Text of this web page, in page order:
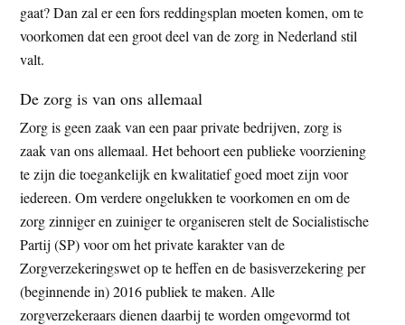
gaat? Dan zal er een fors reddingsplan moeten komen, om te
voorkomen dat een groot deel van de zorg in Nederland stil
valt.
De zorg is van ons allemaal
Zorg is geen zaak van een paar private bedrijven, zorg is
zaak van ons allemaal. Het behoort een publieke voorziening
te zijn die toegankelijk en kwalitatief goed moet zijn voor
iedereen. Om verdere ongelukken te voorkomen en om de
zorg zinniger en zuiniger te organiseren stelt de Socialistische
Partij (SP) voor om het private karakter van de
Zorgverzekeringswet op te heffen en de basisverzekering per
(beginnende in) 2016 publiek te maken. Alle
zorgverzekeraars dienen daarbij te worden omgevormd tot